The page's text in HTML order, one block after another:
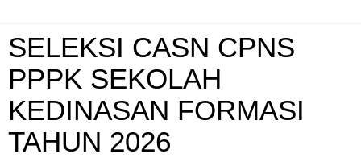
SELEKSI CASN CPNS
PPPK SEKOLAH
KEDINASAN FORMASI
TAHUN 2026